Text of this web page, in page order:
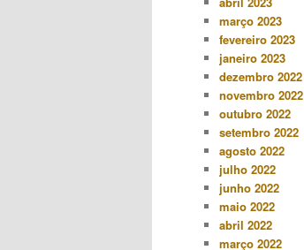
março 2023
fevereiro 2023
janeiro 2023
dezembro 2022
novembro 2022
outubro 2022
setembro 2022
agosto 2022
julho 2022
junho 2022
maio 2022
abril 2022
março 2022